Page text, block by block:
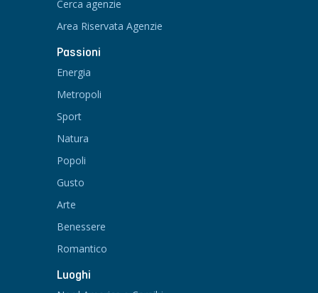
Cerca agenzie
Area Riservata Agenzie
Passioni
Energia
Metropoli
Sport
Natura
Popoli
Gusto
Arte
Benessere
Romantico
Luoghi